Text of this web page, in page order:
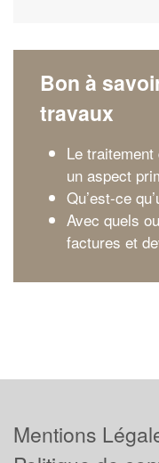
Bon à
travaux
Le
un aspect
Qu’est-ce
Avec quels
factures et
Mentions